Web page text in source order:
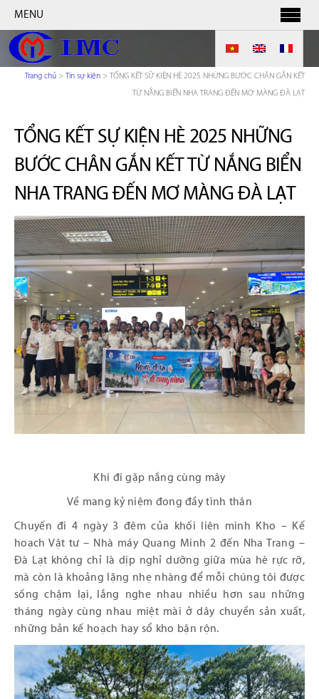
MENU
Trang chủ > Tin sự kiện > TỔNG KẾT SỰ KIỆN HÈ 2025 NHỮNG BƯỚC CHÂN GẮN KẾT
TỪ NẮNG BIỂN NHA TRANG ĐẾN MƠ MÀNG ĐÀ LẠT
TỔNG KẾT SỰ KIỆN HÈ 2025 NHỮNG
BƯỚC CHÂN GẮN KẾT TỪ NẮNG BIỂN
NHA TRANG ĐẾN MƠ MÀNG ĐÀ LẠT
Khi đi gặp nắng cùng mây
Về mang kỷ niệm đong đầy tình thân
Chuyến đi 4 ngày 3 đêm của khối liên minh Kho – Kế
hoạch Vật tư – Nhà máy Quang Minh 2 đến Nha Trang –
Đà Lạt không chỉ là dịp nghỉ dưỡng giữa mùa hè rực rỡ,
mà còn là khoảng lặng nhẹ nhàng để mỗi chúng tôi được
sống chậm lại, lắng nghe nhau nhiều hơn sau những
tháng ngày cùng nhau miệt mài ở dây chuyền sản xuất,
những bản kế hoạch hay sổ kho bận rộn.